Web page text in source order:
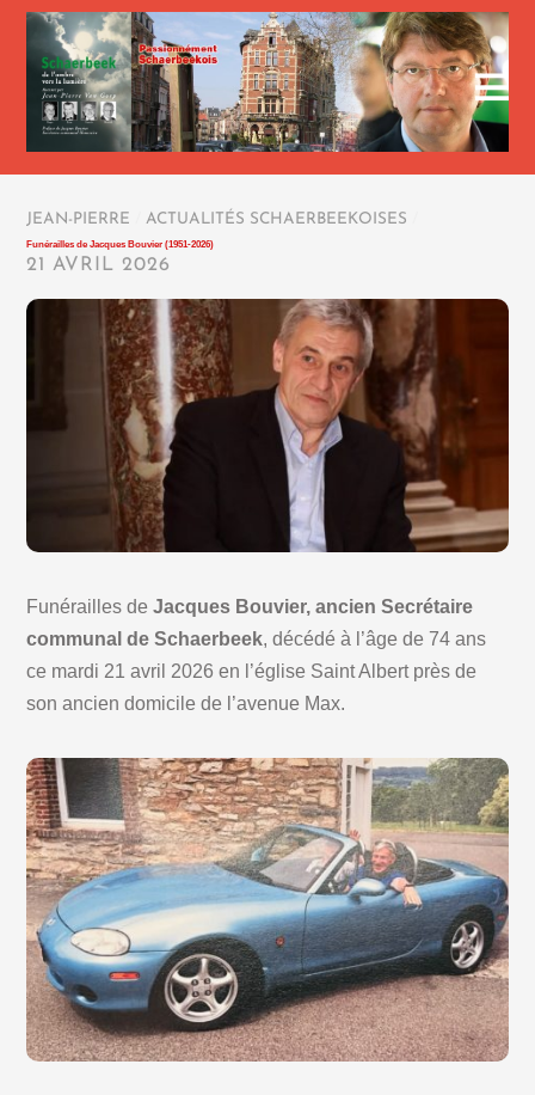
JEAN-PIERRE ACTUALITÉS SCHAERBEEKOISES
Funérailles de Jacques Bouvier (1951-2026)
21 AVRIL 2026
Funérailles de Jacques Bouvier, ancien Secrétaire
communal de Schaerbeek, décédé à l’âge de 74 ans
ce mardi 21 avril 2026 en l’église Saint Albert près de
son ancien domicile de l’avenue Max.